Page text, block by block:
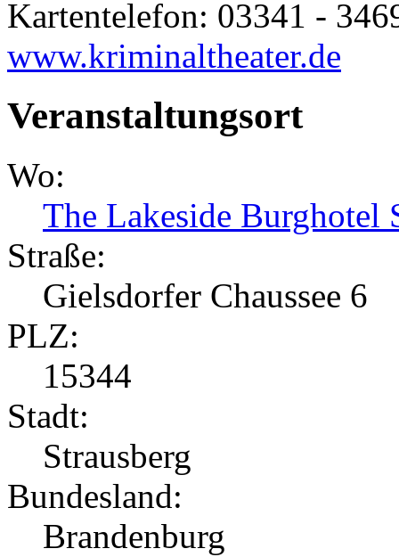
Kartentelefon: 03341 -
www.kriminaltheater.de
Veranstaltungsort
Wo:
The Lakeside Burghotel
Straße:
Gielsdorfer Chaussee 6
PLZ:
15344
Stadt:
Strausberg
Bundesland:
Brandenburg